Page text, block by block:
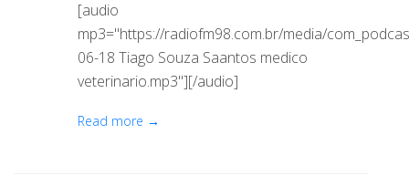
[audio
mp3="https://radiofm98.com.br/media/
06-18 Tiago Souza Saantos medico
veterinario.mp3"][/audio]
Read more →